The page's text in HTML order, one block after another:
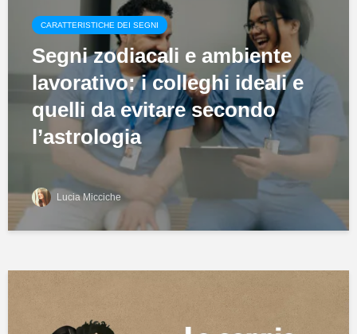
CARATTERISTICHE DEI SEGNI
Segni zodiacali e ambiente
lavorativo: i colleghi ideali e
quelli da evitare secondo
l’astrologia
Lucia Micciche